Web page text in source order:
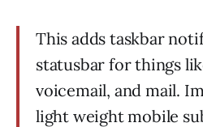
This adds taskbar
statusbar for things
voicemail, and mail.
light weight mobile